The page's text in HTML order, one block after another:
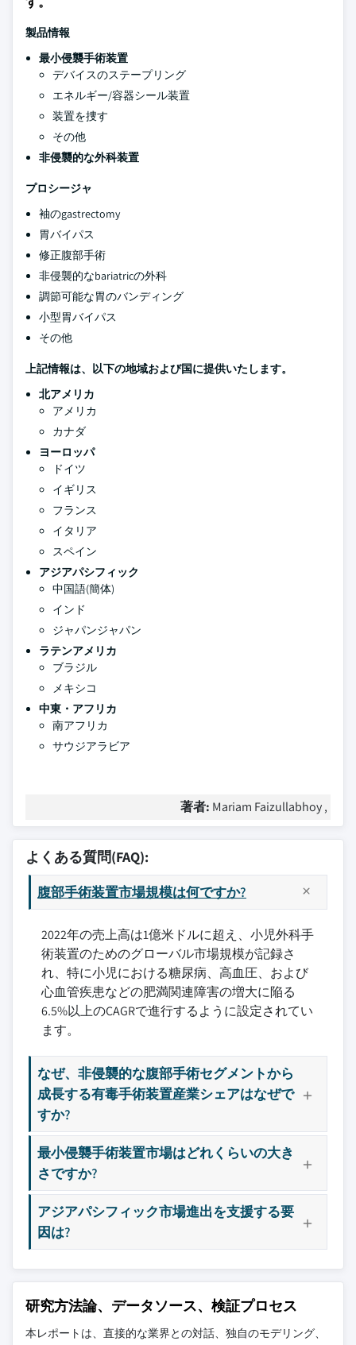
製品情報
最小侵襲手術装置
デバイスのステープリング
エネルギー/容器シール装置
装置を捜す
その他
非侵襲的な外科装置
プロシージャ
袖のgastrectomy
胃バイパス
修正腹部手術
非侵襲的なbariatricの外科
調節可能な胃のバンディング
小型胃バイパス
その他
上記情報は、以下の地域および国に提供いたします。
北アメリカ
アメリカ
カナダ
ヨーロッパ
ドイツ
イギリス
フランス
イタリア
スペイン
アジアパシフィック
中国語(簡体)
インド
ジャパンジャパン
ラテンアメリカ
ブラジル
メキシコ
中東・アフリカ
南アフリカ
サウジアラビア
著者: Mariam Faizullabhoy ,
よくある質問(FAQ):
腹部手術装置市場規模は何ですか?
2022年の売上高は1億米ドルに超え、小児外科手
術装置のためのグローバル市場規模が記録さ
れ、特に小児における糖尿病、高血圧、および
心血管疾患などの肥満関連障害の増大に陥る
6.5%以上のCAGRで進行するように設定されてい
ます。
なぜ、非侵襲的な腹部手術セグメントから
成長する有毒手術装置産業シェアはなぜで
すか?
最小侵襲手術装置市場はどれくらいの大き
さですか?
アジアパシフィック市場進出を支援する要
因は?
研究方法論、データソース、検証プロセス
本レポートは、直接的な業界との対話、独自のモデリング、